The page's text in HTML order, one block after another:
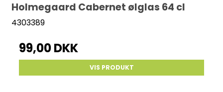
Holmegaard Cabernet ølglas 64 cl
4303389
99,00 DKK
VIS PRODUKT